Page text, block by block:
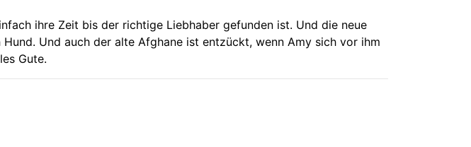
ihre Zeit bis der richtige Liebhaber gefunden ist. Und die neue
Und auch der alte Afghane ist entzückt, wenn Amy sich vor ihm
Gute.